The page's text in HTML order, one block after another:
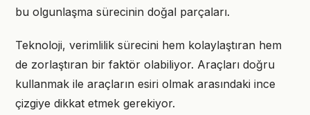
bu olgunlaşma sürecinin doğal parçaları.
Teknoloji, verimlilik sürecini hem kolaylaştıran hem
de zorlaştıran bir faktör olabiliyor. Araçları doğru
kullanmak ile araçların esiri olmak arasındaki ince
çizgiye dikkat etmek gerekiyor.